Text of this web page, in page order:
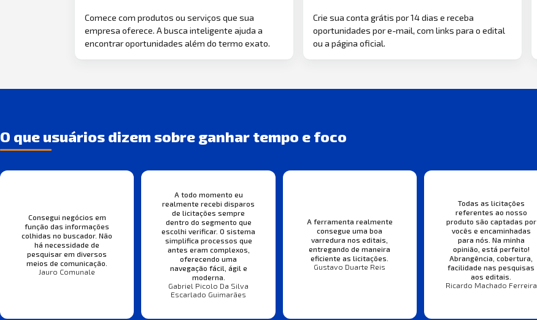
Comece com produtos ou serviços que sua
empresa oferece. A busca inteligente ajuda a
encontrar oportunidades além do termo exato.
Crie sua conta grátis por 14 dias e receba
oportunidades por e-mail, com links para o edital
ou a página oficial.
O que usuários dizem sobre ganhar tempo e foco
Consegui negócios em
função das informações
colhidas no buscador. Não
há necessidade de
pesquisar em diversos
meios de comunicação.
Jauro Comunale
A todo momento eu
realmente recebi disparos
de licitações sempre
dentro do segmento que
escolhi verificar. O sistema
simplifica processos que
antes eram complexos,
oferecendo uma
navegação fácil, ágil e
moderna.
Gabriel Picolo Da Silva
Escarlado Guimarães
A ferramenta realmente
consegue uma boa
varredura nos editais,
entregando de maneira
eficiente as licitações.
Gustavo Duarte Reis
Todas as licitações
referentes ao nosso
produto são captadas por
vocês e encaminhadas
para nós. Na minha
opinião, está perfeito!
Abrangência, cobertura,
facilidade nas pesquisas
aos editais.
Ricardo Machado Ferreira